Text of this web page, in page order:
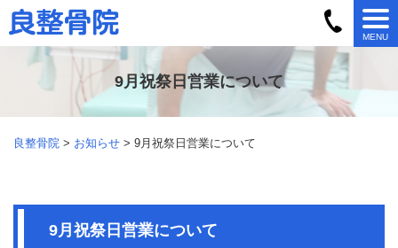
MENU
9月祝祭日営業について
良整骨院 > お知らせ > 9月祝祭日営業について
9月祝祭日営業について